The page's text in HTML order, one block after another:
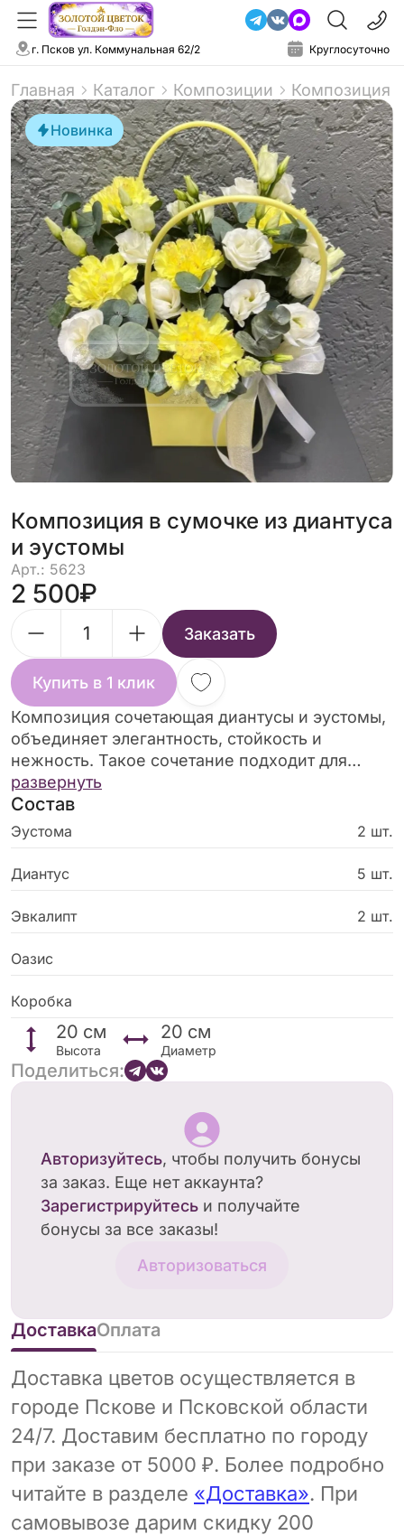
г. Псков ул. Коммунальная 62/2 Круглосуточно
Главная Каталог Композиции Композиция
Новинка
Композиция в сумочке из диантуса
и эустомы
Арт.: 5623
2 500
Заказать
Купить в 1 клик
Композиция сочетающая диантусы и эустомы,
объединяет элегантность, стойкость и
нежность. Такое сочетание подходит для
различных поводов — от романтических
свиданий до свадебных торжеств.
развернуть
Состав
Эустома 2 шт.
Диантус 5 шт.
Эвкалипт 2 шт.
Оазис
Коробка
20 см
Высота
20 см
Диаметр
Поделиться:
Авторизуйтесь, чтобы получить бонусы
за заказ. Еще нет аккаунта?
Зарегистрируйтесь и получайте
бонусы за все заказы!
Авторизоваться
ДоставкаОплата
Доставка цветов осуществляется в
городе Пскове и Псковской области
24/7. Доставим бесплатно по городу
при заказе от 5000 ₽. Более подробно
читайте в разделе «Доставка». При
самовывозе дарим скидку 200